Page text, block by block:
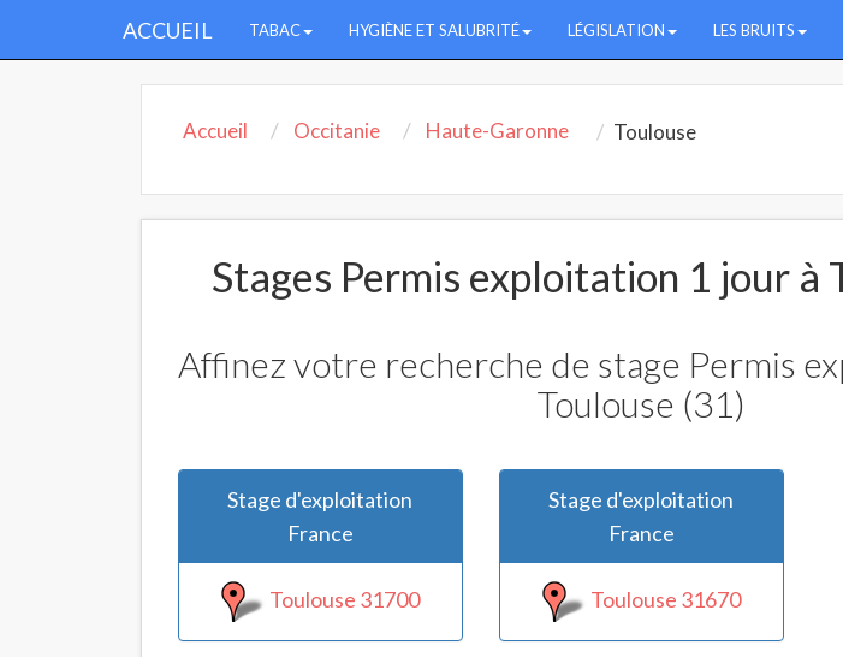
ACCUEIL TABAC HYGIÈNE ET SALUBRITÉ LÉGISLATION LES BRUITS
Accueil Occitanie Haute-Garonne Toulouse
Stages Permis exploitation 1 jour à
Affinez votre recherche de stage Permis
Toulouse (31)
Stage d'exploitation
France
Toulouse 31700
Stage d'exploitation
France
Toulouse 31670